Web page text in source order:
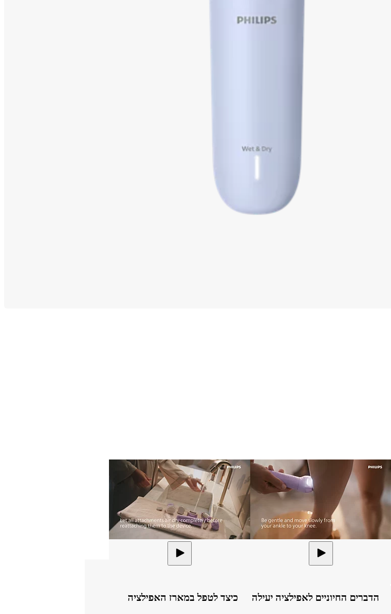
הדברים החיוניים לאפילציה יעילה כיצד לטפל במארז האפילציה